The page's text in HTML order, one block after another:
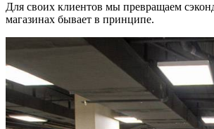
Для своих клиентов мы превращаем
магазинах бывает в принципе.